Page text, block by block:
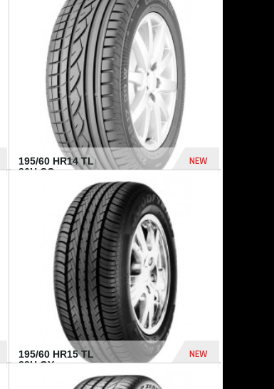
1 040 Dhs
195/60 HR14 TL
86H CO...
NEW
790 Dhs
195/60 HR15 TL
88H GY...
NEW